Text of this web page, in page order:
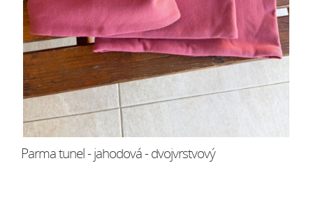
Parma tunel - jahodová - dvojvrstvový